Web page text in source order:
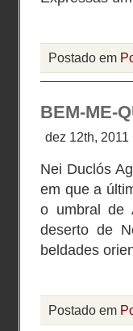
Postado em
BEM-ME-
dez 12th, 2011
Nei Duclós
em que a
o umbral de
deserto de
beldades
Postado em